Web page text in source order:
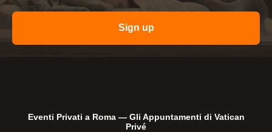
Sign up
Eventi Privati a Roma — Gli Appuntamenti di Vatican
Privé